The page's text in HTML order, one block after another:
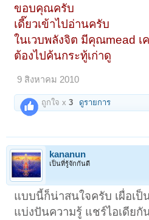
ขอบคุณครับ
เดี๊ยวเข้าไปอ่านครับ
ในเวบพลังจิต มีคุณmead เ
ต้องไปค้นกระทู้เก่าดู
9 สิงหาคม 2010
ถูกใจ x3 ดูรายการ
kananun
เป็นที่รู้จักกันดี
แบบนี้ก็น่าสนใจครับ เผื่อเ
แบ่งปันความรู้ แชร์ไอเดียกั